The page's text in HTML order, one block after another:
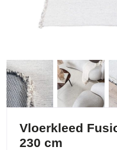
Vloerkleed
230 cm